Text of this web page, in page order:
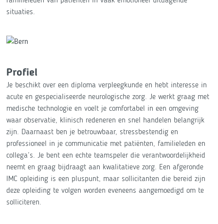
situaties.
Profiel
Je beschikt over een diploma verpleegkunde en hebt interesse in
acute en gespecialiseerde neurologische zorg. Je werkt graag met
medische technologie en voelt je comfortabel in een omgeving
waar observatie, klinisch redeneren en snel handelen belangrijk
zijn. Daarnaast ben je betrouwbaar, stressbestendig en
professioneel in je communicatie met patiënten, familieleden en
collega’s. Je bent een echte teamspeler die verantwoordelijkheid
neemt en graag bijdraagt aan kwalitatieve zorg. Een afgeronde
IMC opleiding is een pluspunt, maar sollicitanten die bereid zijn
deze opleiding te volgen worden eveneens aangemoedigd om te
solliciteren.